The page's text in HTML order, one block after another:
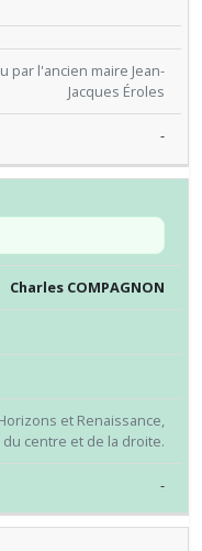
par l'ancien maire Jean-
Jacques Éroles
-
Charles COMPAGNON
et Renaissance,
centre et de la droite.
-